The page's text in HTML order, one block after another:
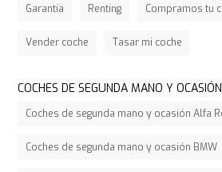
Garantía Renting Compramos tu
Vender coche Tasar mi coche
COCHES DE SEGUNDA MANO Y
Coches de segunda mano y ocasión Alfa
Coches de segunda mano y ocasión BMW